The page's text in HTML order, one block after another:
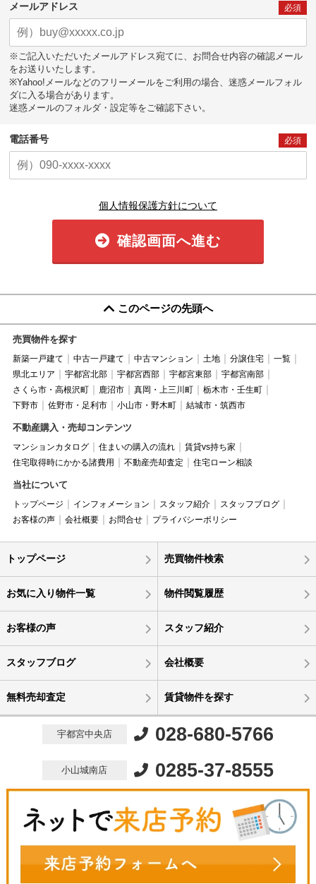
メールアドレス 必須
※ご記入いただいたメールアドレス宛てに、お問合せ内容の確認メール
をお送りいたします。
※Yahoo!メールなどのフリーメールをご利用の場合、迷惑メールフォル
ダに入る場合があります。
迷惑メールのフォルダ・設定等をご確認下さい。
電話番号 必須
個人情報保護方針について
確認画面へ進む
このページの先頭へ
売買物件を探す
新築一戸建て 中古一戸建て 中古マンション 土地 分譲住宅
一覧
県北エリア
宇都宮北部 宇都宮西部 宇都宮東部
宇都宮南部
さくら市・高根沢町
鹿沼市 真岡・上三川町
栃木市・壬生町
下野市
佐野市・足利市 小山市・野木町 結城市・筑西市
不動産購入・売却コンテンツ
マンションカタログ 住まいの購入の流れ
賃貸vs持ち家
住宅取得時にかかる諸費用
不動産売却査定 住宅ローン相談
当社について
トップページ インフォメーション スタッフ紹介
スタッフブログ
お客様の声
会社概要 お問合せ プライバシーポリシー
トップページ 売買物件検索
お気に入り物件一覧 物件閲覧履歴
お客様の声 スタッフ紹介
スタッフブログ 会社概要
無料売却査定 賃貸物件を探す
宇都宮中央店 028-680-5766
小山城南店 0285-37-8555